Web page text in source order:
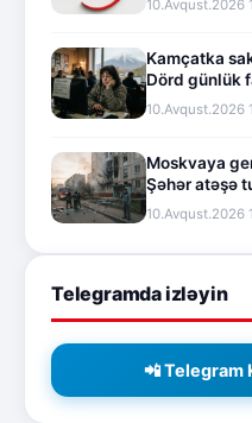
10.Avqust.2026
Kamçatka
Dörd günlük
10.Avqust.2026
Moskvaya
Şəhər atəşə
10.Avqust.2026
Telegramda izləyin
📲 Telegram